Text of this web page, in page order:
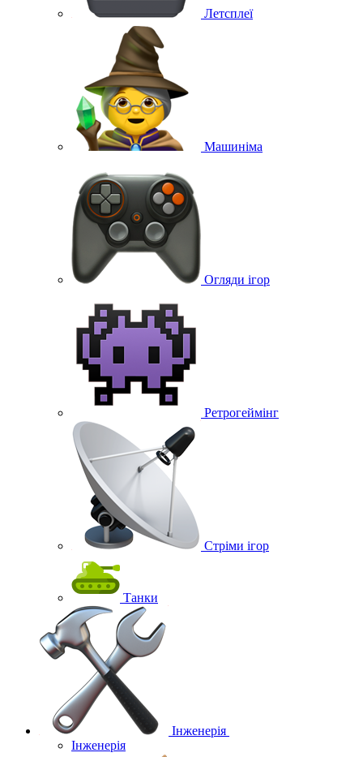
Летсплеї
Машиніма
Огляди ігор
Ретрогеймінг
Стріми ігор
Танки
Інженерія
Інженерія